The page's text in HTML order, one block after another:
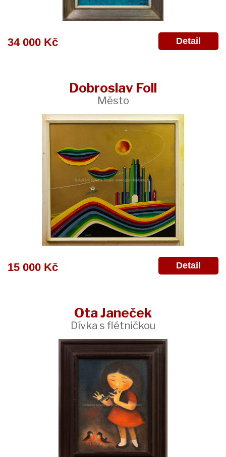
34 000 Kč Detail
Dobroslav Foll
Město
15 000 Kč Detail
Ota Janeček
Dívka s flétničkou